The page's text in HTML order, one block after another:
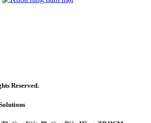
Reserved.